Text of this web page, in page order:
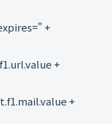
+
+
+